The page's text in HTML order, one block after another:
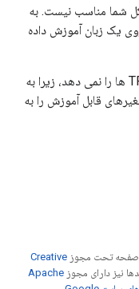
شما مناسب نیست. به
یک زبان آموزش داده
این رابط اجازه تنظیم دقیق نمایش متن در TPU ها را نمی دهد، زیرا به
قابل آموزش را به
صفحه تحت مجوز Creative
نیز دارای مجوز Apache